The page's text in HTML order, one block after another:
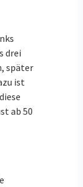
drei
später
ist
ab 50